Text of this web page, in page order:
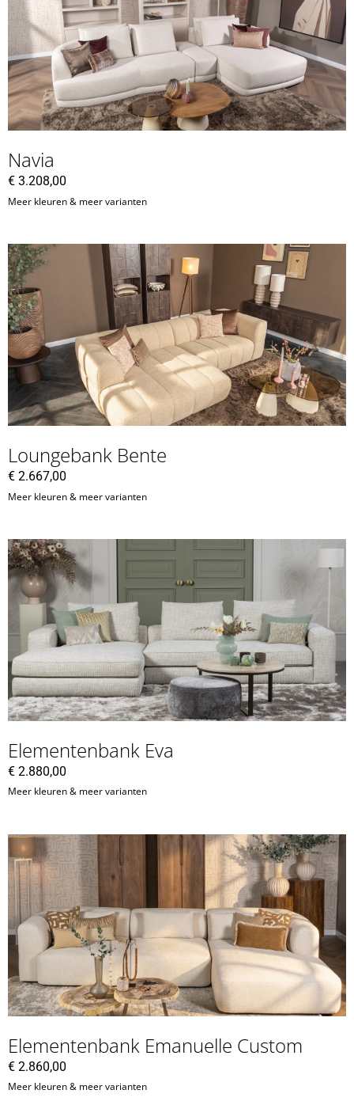
Navia
€ 3.208,00
Meer kleuren & meer varianten
Loungebank Bente
€ 2.667,00
Meer kleuren & meer varianten
Elementenbank Eva
€ 2.880,00
Meer kleuren & meer varianten
Elementenbank Emanuelle Custom
€ 2.860,00
Meer kleuren & meer varianten